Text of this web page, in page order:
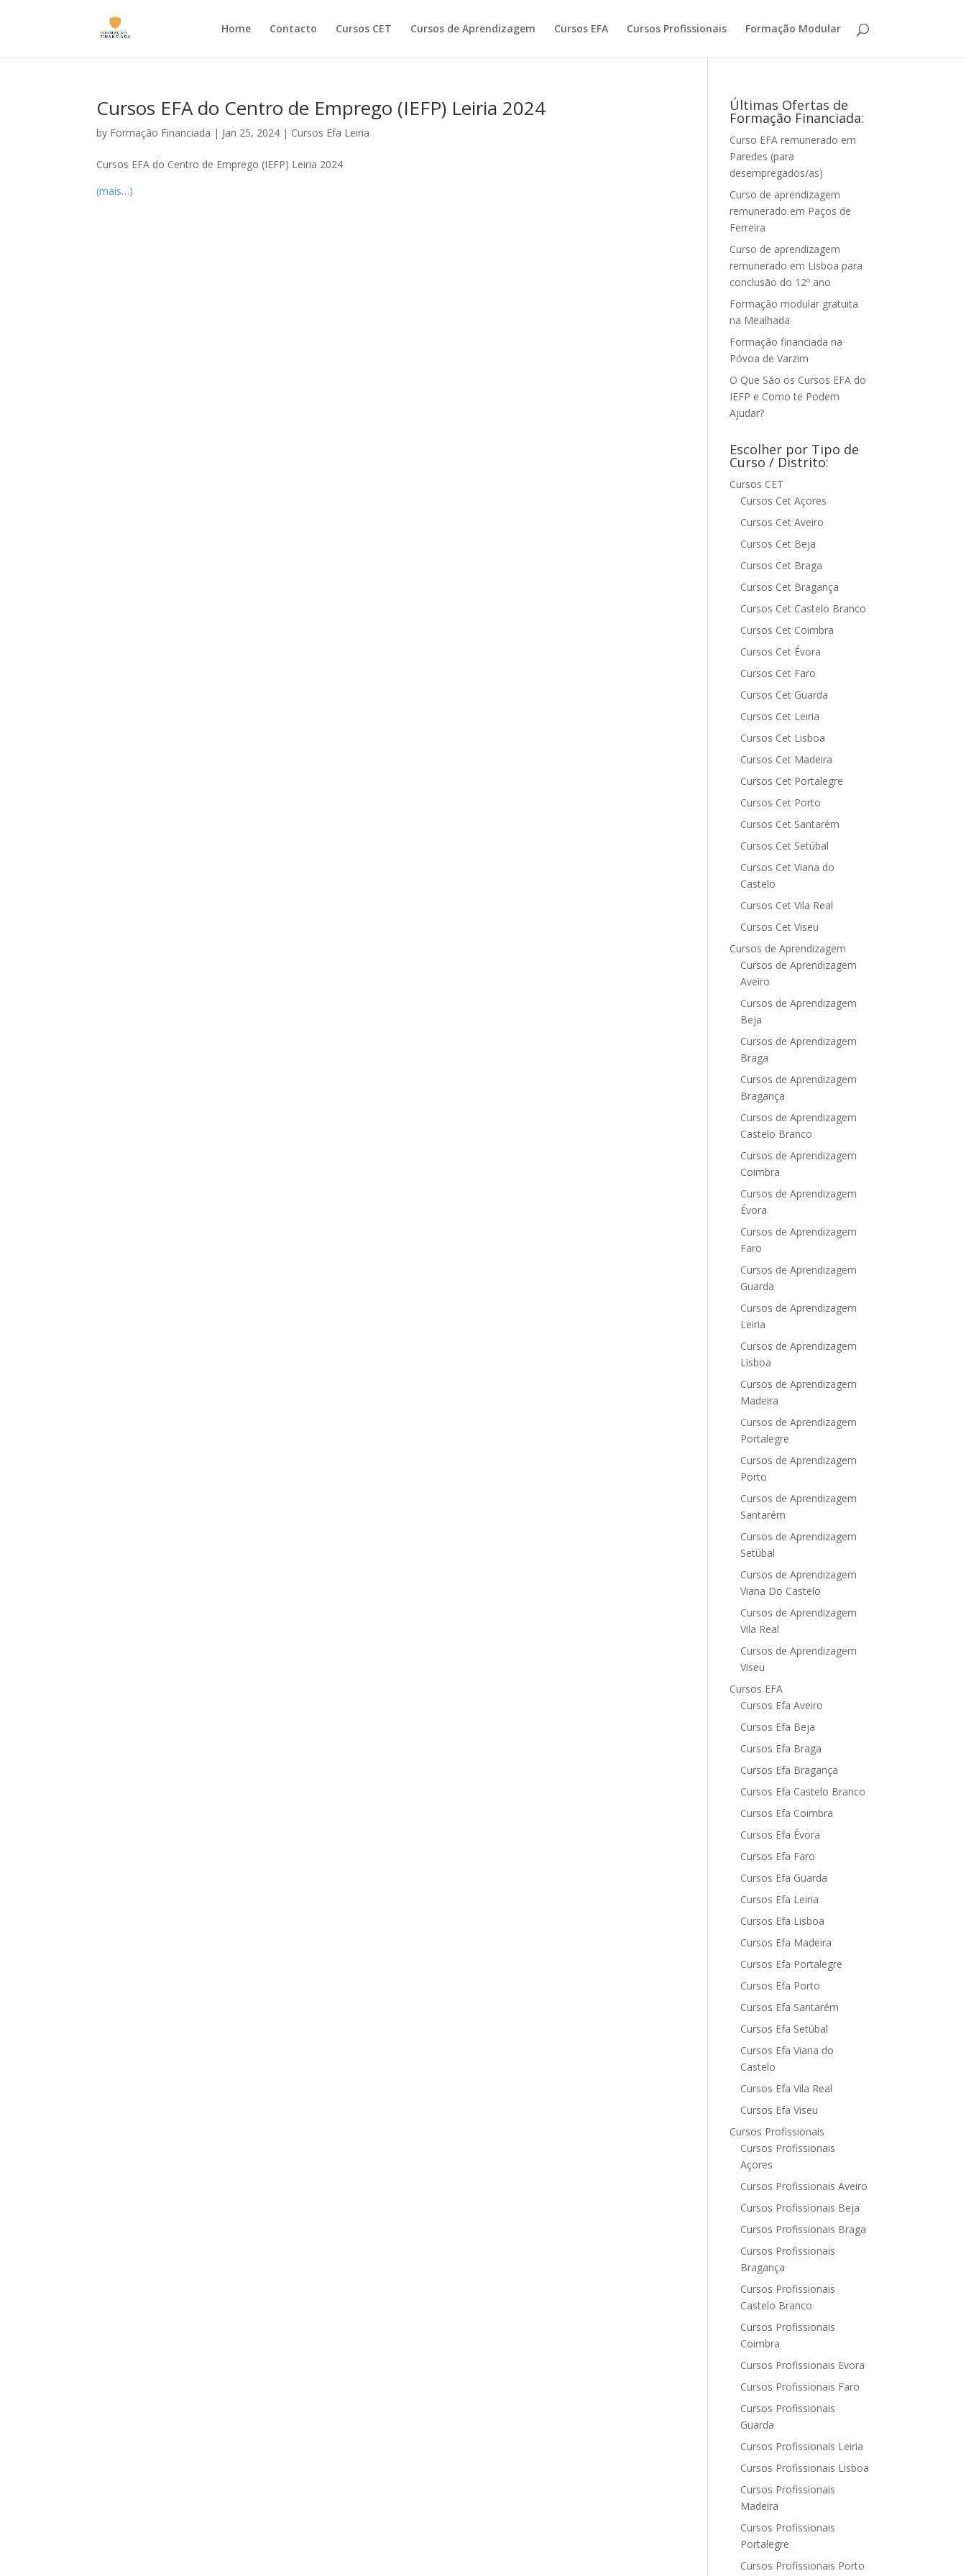
Home Contacto Cursos CET Cursos de Aprendizagem Cursos EFA Cursos Profissionais Formação Modular
Cursos EFA do Centro de Emprego (IEFP) Leiria 2024
by Formação Financiada | Jan 25, 2024 | Cursos Efa Leiria
Cursos EFA do Centro de Emprego (IEFP) Leiria 2024
(mais…)
Últimas Ofertas de
Formação Financiada:
Curso EFA remunerado em
Paredes (para
desempregados/as)
Curso de aprendizagem
remunerado em Paços de
Ferreira
Curso de aprendizagem
remunerado em Lisboa para
conclusão do 12º ano
Formação modular gratuita
na Mealhada
Formação financiada na
Póvoa de Varzim
O Que São os Cursos EFA do
IEFP e Como te Podem
Ajudar?
Escolher por Tipo de
Curso / Distrito:
Cursos CET
Cursos Cet Açores
Cursos Cet Aveiro
Cursos Cet Beja
Cursos Cet Braga
Cursos Cet Bragança
Cursos Cet Castelo Branco
Cursos Cet Coimbra
Cursos Cet Évora
Cursos Cet Faro
Cursos Cet Guarda
Cursos Cet Leiria
Cursos Cet Lisboa
Cursos Cet Madeira
Cursos Cet Portalegre
Cursos Cet Porto
Cursos Cet Santarém
Cursos Cet Setúbal
Cursos Cet Viana do
Castelo
Cursos Cet Vila Real
Cursos Cet Viseu
Cursos de Aprendizagem
Cursos de Aprendizagem
Aveiro
Cursos de Aprendizagem
Beja
Cursos de Aprendizagem
Braga
Cursos de Aprendizagem
Bragança
Cursos de Aprendizagem
Castelo Branco
Cursos de Aprendizagem
Coimbra
Cursos de Aprendizagem
Évora
Cursos de Aprendizagem
Faro
Cursos de Aprendizagem
Guarda
Cursos de Aprendizagem
Leiria
Cursos de Aprendizagem
Lisboa
Cursos de Aprendizagem
Madeira
Cursos de Aprendizagem
Portalegre
Cursos de Aprendizagem
Porto
Cursos de Aprendizagem
Santarém
Cursos de Aprendizagem
Setúbal
Cursos de Aprendizagem
Viana Do Castelo
Cursos de Aprendizagem
Vila Real
Cursos de Aprendizagem
Viseu
Cursos EFA
Cursos Efa Aveiro
Cursos Efa Beja
Cursos Efa Braga
Cursos Efa Bragança
Cursos Efa Castelo Branco
Cursos Efa Coimbra
Cursos Efa Évora
Cursos Efa Faro
Cursos Efa Guarda
Cursos Efa Leiria
Cursos Efa Lisboa
Cursos Efa Madeira
Cursos Efa Portalegre
Cursos Efa Porto
Cursos Efa Santarém
Cursos Efa Setúbal
Cursos Efa Viana do
Castelo
Cursos Efa Vila Real
Cursos Efa Viseu
Cursos Profissionais
Cursos Profissionais
Açores
Cursos Profissionais Aveiro
Cursos Profissionais Beja
Cursos Profissionais Braga
Cursos Profissionais
Bragança
Cursos Profissionais
Castelo Branco
Cursos Profissionais
Coimbra
Cursos Profissionais Evora
Cursos Profissionais Faro
Cursos Profissionais
Guarda
Cursos Profissionais Leiria
Cursos Profissionais Lisboa
Cursos Profissionais
Madeira
Cursos Profissionais
Portalegre
Cursos Profissionais Porto